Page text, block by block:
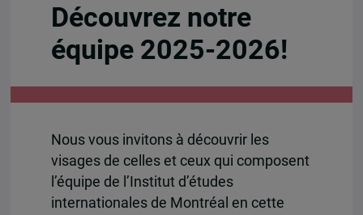
Découvrez notre
équipe 2025-2026!
Nous vous invitons à découvrir les
visages de celles et ceux qui composent
l’équipe de l’Institut d’études
internationales de Montréal en cette